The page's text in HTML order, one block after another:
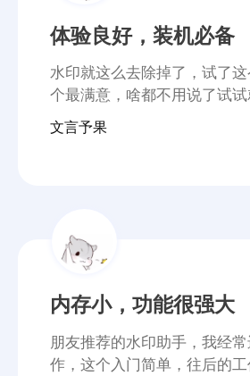
内存小，功能很强大
朋友推荐的水印助手，我经
作，这个入门简单，往后的工
了！
操作简单适合小白
整体来说挺好的，操作没有很
手来说是个很不错的选择！